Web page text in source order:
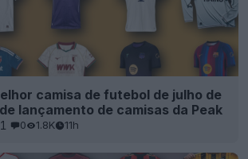
camisa de futebol de julho de
lançamento de camisas da Peak
1 0 1.8K 11h